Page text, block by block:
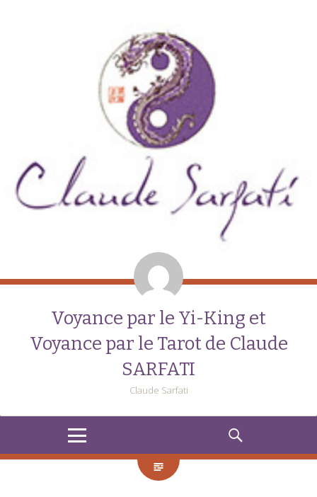
Voyance par le Yi-King et
Voyance par le Tarot de Claude
SARFATI
Claude Sarfati
RECHERCHE